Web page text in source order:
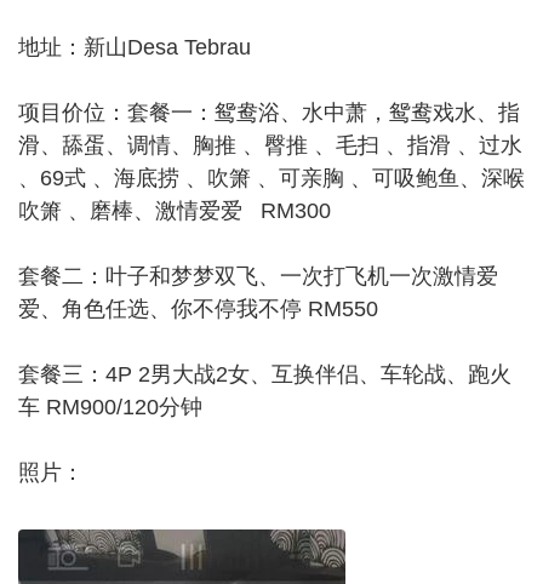
地址：新山Desa Tebrau
项目价位：套餐一：鸳鸯浴、水中萧，鸳鸯戏水、指
滑、舔蛋、调情、胸推 、臀推 、毛扫 、指滑 、过水
、69式 、海底捞 、吹箫 、可亲胸 、可吸鲍鱼、深喉
吹箫 、磨棒、激情爱爱 RM300
套餐二：叶子和梦梦双飞、一次打飞机一次激情爱
爱、角色任选、你不停我不停 RM550
套餐三：4P 2男大战2女、互换伴侣、车轮战、跑火
车 RM900/120分钟
照片：